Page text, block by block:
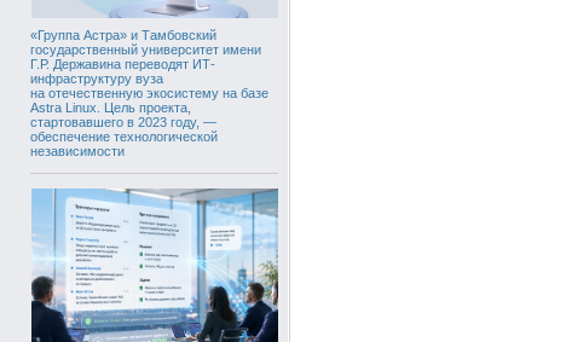
«Группа Астра» и Тамбовский
государственный университет имени
Г.Р. Державина переводят ИТ-
инфраструктуру вуза
на отечественную экосистему на базе
Astra Linux. Цель проекта,
стартовавшего в 2023 году, —
обеспечение технологической
независимости